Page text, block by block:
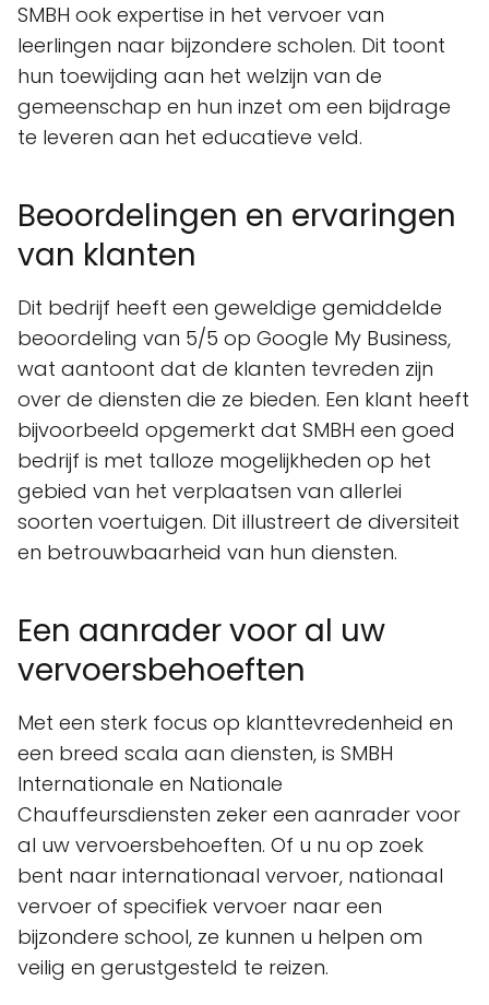
SMBH ook expertise in het vervoer van
leerlingen naar bijzondere scholen. Dit toont
hun toewijding aan het welzijn van de
gemeenschap en hun inzet om een bijdrage
te leveren aan het educatieve veld.
Beoordelingen en ervaringen
van klanten
Dit bedrijf heeft een geweldige gemiddelde
beoordeling van 5/5 op Google My Business,
wat aantoont dat de klanten tevreden zijn
over de diensten die ze bieden. Een klant heeft
bijvoorbeeld opgemerkt dat SMBH een goed
bedrijf is met talloze mogelijkheden op het
gebied van het verplaatsen van allerlei
soorten voertuigen. Dit illustreert de diversiteit
en betrouwbaarheid van hun diensten.
Een aanrader voor al uw
vervoersbehoeften
Met een sterk focus op klanttevredenheid en
een breed scala aan diensten, is SMBH
Internationale en Nationale
Chauffeursdiensten zeker een aanrader voor
al uw vervoersbehoeften. Of u nu op zoek
bent naar internationaal vervoer, nationaal
vervoer of specifiek vervoer naar een
bijzondere school, ze kunnen u helpen om
veilig en gerustgesteld te reizen.